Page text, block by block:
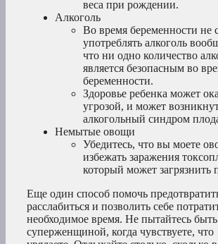
веса при рождении.
Алкоголь
Во время беременности не
употреблять алкоголь
что ни одно количество
является безопасным во
беременности.
Здоровье ребенка может
угрозой, и может
алкогольный синдром
Немытые овощи
Убедитесь, что вы моете
избежать заражения
который может загрязнить
Еще один способ помочь
расслабиться и позволить себе
необходимое время. Не пытайтесь быть
суперженщиной, когда чувствуете, что